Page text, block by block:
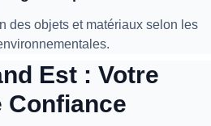
des objets et matériaux selon les
Est : Votre
Confiance